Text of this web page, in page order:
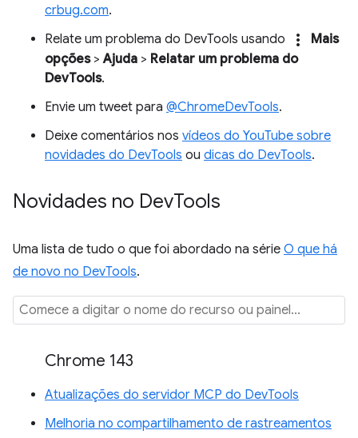
crbug.com.
Relate um problema do DevTools usando
more_vert
Mais
opções>Ajuda > Relatar um problema do
DevTools.
Envie um tweet para @ChromeDevTools.
Deixe comentários nos vídeos do YouTube sobre
novidades do DevTools ou dicas do DevTools.
Novidades no DevTools
Uma lista de tudo o que foi abordado na série O que há
de novo no DevTools.
Chrome 143
Atualizações do servidor MCP do DevTools
Melhoria no compartilhamento de rastreamentos